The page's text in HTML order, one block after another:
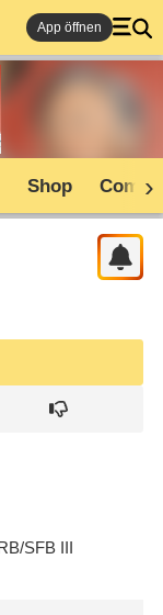
App öffnen
Shop
SFB III